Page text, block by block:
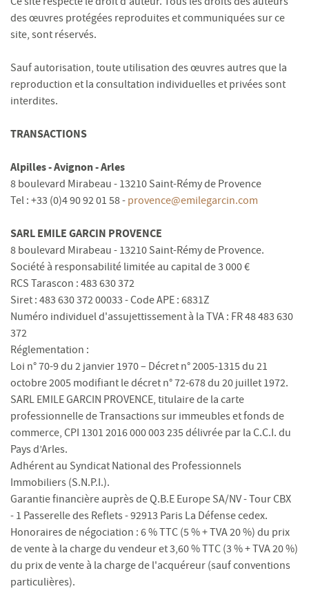
des œuvres protégées reproduites et communiquées sur ce
site, sont réservés.
Sauf autorisation, toute utilisation des œuvres autres que la
reproduction et la consultation individuelles et privées sont
interdites.
TRANSACTIONS
Alpilles - Avignon - Arles
8 boulevard Mirabeau - 13210 Saint-Rémy de Provence
Tel : +33 (0)4 90 92 01 58 - provence@emilegarcin.com
SARL EMILE GARCIN PROVENCE
8 boulevard Mirabeau - 13210 Saint-Rémy de Provence.
Société à responsabilité limitée au capital de 3 000 €
RCS Tarascon : 483 630 372
Siret : 483 630 372 00033 - Code APE : 6831Z
Numéro individuel d'assujettissement à la TVA : FR 48 483 630
372
Réglementation :
Loi n° 70-9 du 2 janvier 1970 – Décret n° 2005-1315 du 21
octobre 2005 modifiant le décret n° 72-678 du 20 juillet 1972.
SARL EMILE GARCIN PROVENCE, titulaire de la carte
professionnelle de Transactions sur immeubles et fonds de
commerce, CPI 1301 2016 000 003 235 délivrée par la C.C.I. du
Pays d’Arles.
Adhérent au Syndicat National des Professionnels
Immobiliers (S.N.P.I.).
Garantie financière auprès de Q.B.E Europe SA/NV - Tour CBX
- 1 Passerelle des Reflets - 92913 Paris La Défense cedex.
Honoraires de négociation : 6 % TTC (5 % + TVA 20 %) du prix
de vente à la charge du vendeur et 3,60 % TTC (3 % + TVA 20 %)
du prix de vente à la charge de l'acquéreur (sauf conventions
particulières).